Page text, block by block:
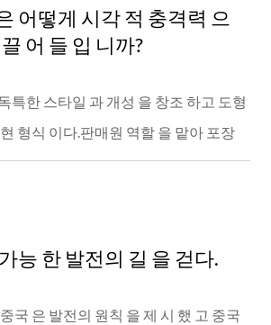
어떻게 시각 적 충격력 으
어 들 입 니까?
특한 스타일 과 개성 을 창조 하고 도형
형식 이다.판매원 역할 을 맡아 포장
로 소비자 에 게 전달 했다.그것 은 매
력 을 가지...
능 한 발전의 길 을 걷다.
국 은 발전의 원칙 을 제 시 했 고 중국